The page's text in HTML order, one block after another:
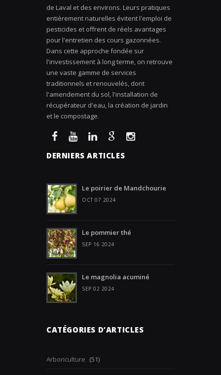
de Laval et des environs. Leurs pratiques
entièrement naturelles évitent l'emploi de
pesticides et offrent de réels avantages
pour l'entretien des cours gazonnées.
Dans cette approche fondée sur
l'investissement à long terme, on retrouve
une vaste gamme de services
traditionnels et renouvelés, dont
l'amendement du sol, l'installation de
récupérateur d'eau, la création de jardin
et le compostage.
DERNIERS ARTICLES
Le poirier de Mandchourie
OCT 07 2024
Le pommier thé
SEP 16 2024
Le magnolia acuminé
SEP 02 2024
CATÉGORIES D’ARTICLES
Arboriculture (51)